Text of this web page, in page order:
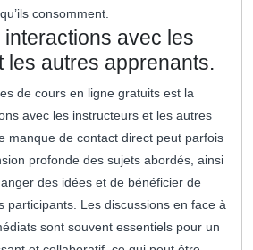
consomment.
avec les
les autres apprenants.
de cours en ligne gratuits est la
avec les instructeurs et les autres
manque de contact direct peut parfois
profonde des sujets abordés, ainsi
des idées et de bénéficier de
participants. Les discussions en face à
sont souvent essentiels pour un